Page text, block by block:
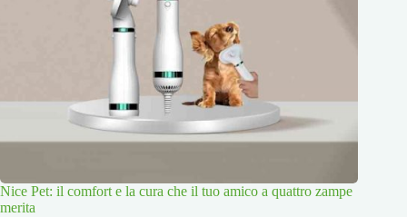
Nice Pet: il comfort e la cura che il tuo amico a quattro zampe
merita